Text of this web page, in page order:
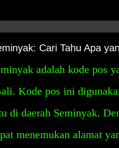
Cari Tahu Apa
adalah kode pos
Kode pos ini
di daerah Seminyak.
menemukan alamat